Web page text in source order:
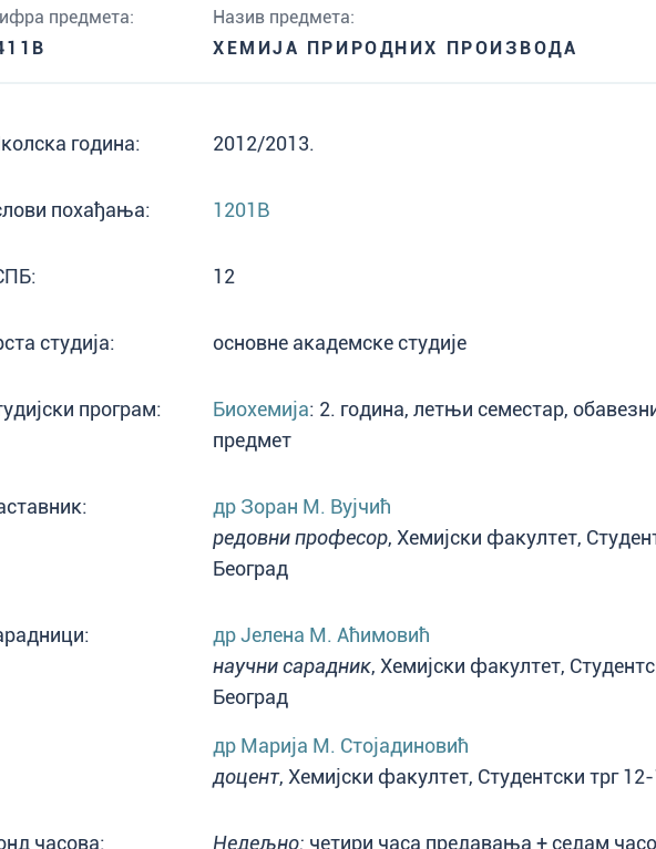
предмета:
Назив предмета:
ХЕМИЈА ПРИРОДНИХ ПРОИЗВОДА
година: 2012/2013.
похађања: 1201B
12
студија: основне академске студије
програм: Биохемија: 2. година, летњи семестар,
предмет
др Зоран М. Вујчић
редовни професор, Хемијски факултет,
Београд
др Јелена М. Аћимовић
научни сарадник, Хемијски факултет,
Београд
др Марија М. Стојадиновић
доцент, Хемијски факултет, Студентски трг
часова: Недељно: четири часа предавања + седам